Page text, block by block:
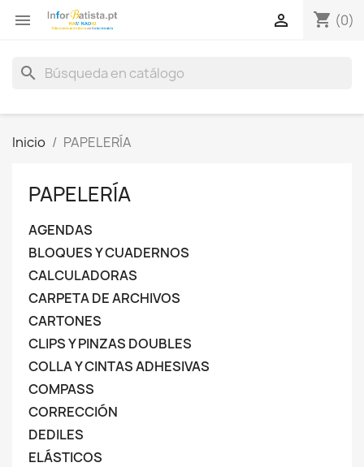
 shopping_cart (0)

search
Inicio PAPELERÍA
PAPELERÍA
AGENDAS
BLOQUES Y CUADERNOS
CALCULADORAS
CARPETA DE ARCHIVOS
CARTONES
CLIPS Y PINZAS DOUBLES
COLLA Y CINTAS ADHESIVAS
COMPASS
CORRECCIÓN
DEDILES
ELÁSTICOS